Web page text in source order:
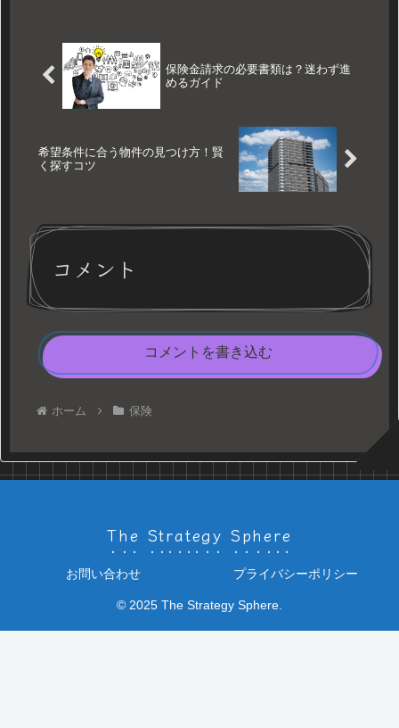
保険金請求の必要書類は？迷わず進
めるガイド
希望条件に合う物件の見つけ方！賢
く探すコツ
コメント
コメントを書き込む
ホーム 保険
The Strategy Sphere
お問い合わせ プライバシーポリシー
© 2025 The Strategy Sphere.